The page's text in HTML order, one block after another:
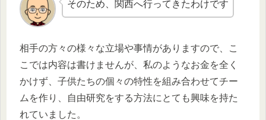
そのため、関西へ行ってきたわけです
相手の方々の様々な立場や事情がありますので、こ
こでは内容は書けませんが、私のようなお金を全く
かけず、子供たちの個々の特性を組み合わせてチー
ムを作り、自由研究をする方法にとても興味を持た
れていました。